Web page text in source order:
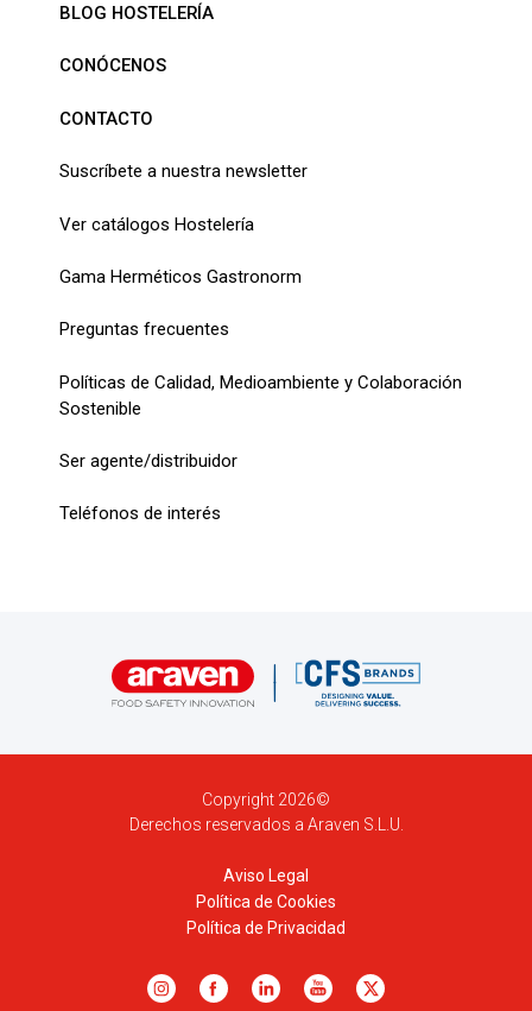
BLOG HOSTELERÍA
CONÓCENOS
CONTACTO
Suscríbete a nuestra newsletter
Ver catálogos Hostelería
Gama Herméticos Gastronorm
Preguntas frecuentes
Políticas de Calidad, Medioambiente y Colaboración
Sostenible
Ser agente/distribuidor
Teléfonos de interés
Copyright 2026©
Derechos reservados a Araven S.L.U.
Aviso Legal
Política de Cookies
Política de Privacidad